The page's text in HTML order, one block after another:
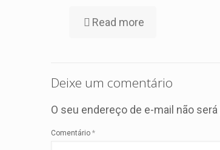
Read more
Deixe um comentário
O seu endereço de e-mail não
Comentário *